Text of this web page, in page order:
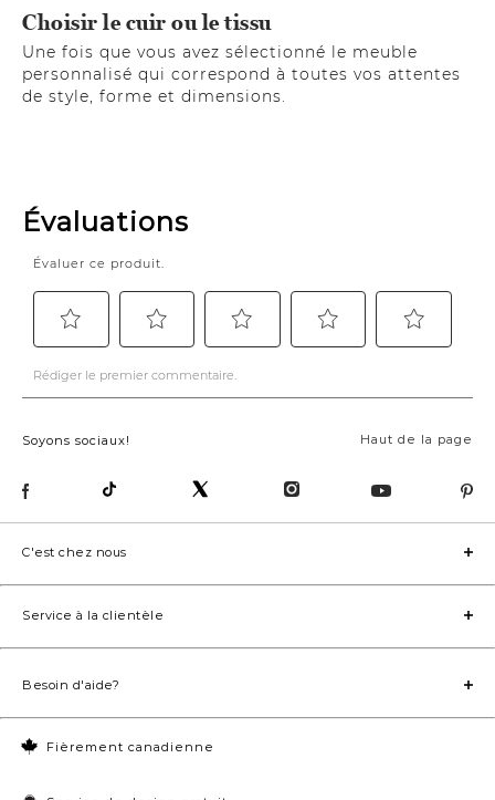
Choisir le cuir ou le tissu
Une fois que vous avez sélectionné le meuble
personnalisé qui correspond à toutes vos attentes
de style, forme et dimensions.
Haut de la page
Soyons sociaux!
Fièrement canadienne
C'est chez nous
Service à la clientèle
Besoin d'aide?